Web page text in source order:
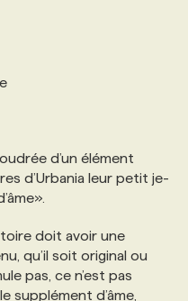
d’un élément
d’Urbania leur petit je-
doit avoir une
qu’il soit original ou
pas, ce n’est pas
supplément d’âme,